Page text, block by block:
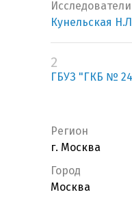
Исследователи
Кунельская Н.Л
2
ГБУЗ "ГКБ №
Регион
г. Москва
Город
Москва